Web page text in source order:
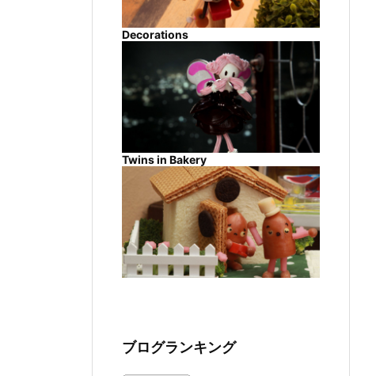
Decorations
Twins in Bakery
ブログランキング